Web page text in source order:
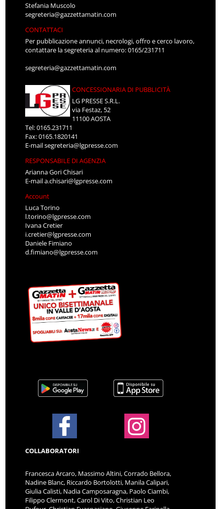
Stefania Muscolo
segreteria@gazzettamatin.com
CONTATTACI
Per pubblicazione annunci, necrologi, offro e cerco lavoro,
contattare la segreteria al numero: 0165/231711
segreteria@gazzettamatin.com
CONCESSIONARIA DI PUBBLICITÀ
LG PRESSE S.R.L.
via Festaz, 52
11100 AOSTA
Tel: 0165.231711
Fax: 0165.1820141
E-mailsegreteria@lgpresse.com
RESPONSABILE DI AGENZIA
Arianna Gori Chisari
E-maila.chisari@lgpresse.com
Account
Luca Torino
l.torino@lgpresse.com
Ivana Cretier
i.cretier@lgpresse.com
Daniele Fimiano
d.fimiano@lgpresse.com
COLLABORATORI
Francesca Arcaro, Massimo Altini, Corrado Bellora,
Nadine Blanc, Riccardo Bortolotti, Manila Calipari,
Giulia Calisti, Nadia Camposaragna, Paolo Ciambi,
Filippo Clermont, Carol Di Vito, Christian Leo